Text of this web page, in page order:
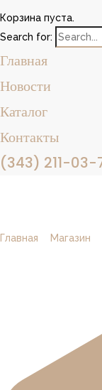
Корзина пуста.
Search for:
Главная
Новости
Каталог
Контакты
(343) 211-03-
Главная Магазин